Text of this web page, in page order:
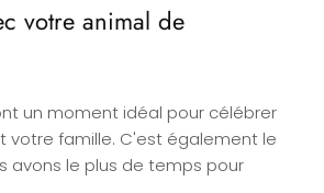
votre animal de
un moment idéal pour célébrer
votre famille. C'est également le
avons le plus de temps pour